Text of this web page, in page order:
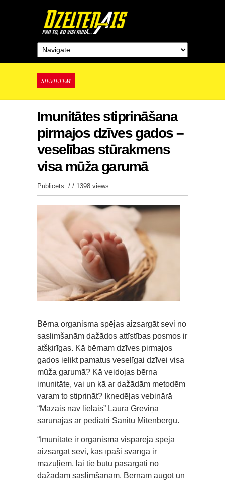
SIEVIETĒM
Imunitātes stiprināšana
pirmajos dzīves gados –
veselības stūrakmens
visa mūža garumā
Publicēts: / / 1398 views
Bērna organisma spējas aizsargāt sevi no
saslimšanām dažādos attīstības posmos ir
atšķirīgas. Kā bērnam dzīves pirmajos
gados ielikt pamatus veselīgai dzīvei visa
mūža garumā? Kā veidojas bērna
imunitāte, vai un kā ar dažādām metodēm
varam to stiprināt? Iknedēļas vebinārā
“Mazais nav lielais” Laura Grēviņa
sarunājas ar pediatri Sanitu Mitenbergu.
“Imunitāte ir organisma vispārējā spēja
aizsargāt sevi, kas īpaši svarīga ir
mazuļiem, lai tie būtu pasargāti no
dažādām saslimšanām. Bērnam augot un